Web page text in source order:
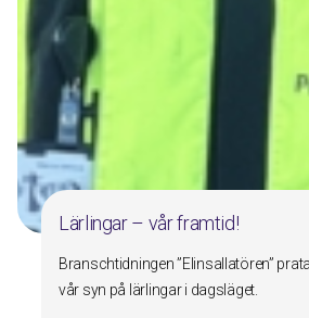
Lärlingar – vår framtid!
Branschtidningen ”Elinsallatören”
vår syn på lärlingar i dagsläget.